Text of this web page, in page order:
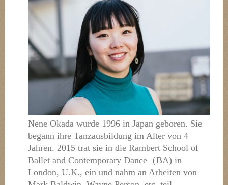
Nene Okada wurde 1996 in Japan geboren. Sie
begann ihre Tanzausbildung im Alter von 4
Jahren. 2015 trat sie in die Rambert School of
Ballet and Contemporary Dance（BA) in
London, U.K., ein und nahm an Arbeiten von